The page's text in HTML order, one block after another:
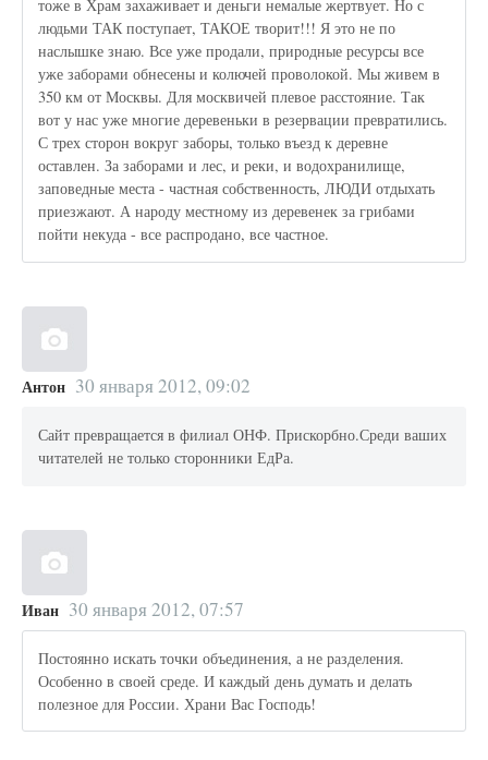
тоже в Храм захаживает и деньги немалые жертвует. Но с
людьми ТАК поступает, ТАКОЕ творит!!! Я это не по
наслышке знаю. Все уже продали, природные ресурсы все
уже заборами обнесены и колючей проволокой. Мы живем в
350 км от Москвы. Для москвичей плевое расстояние. Так
вот у нас уже многие деревеньки в резервации превратились.
С трех сторон вокруг заборы, только въезд к деревне
оставлен. За заборами и лес, и реки, и водохранилище,
заповедные места - частная собственность, ЛЮДИ отдыхать
приезжают. А народу местному из деревенек за грибами
пойти некуда - все распродано, все частное.
Антон 30 января 2012, 09:02
Сайт превращается в филиал ОНФ. Прискорбно.Среди ваших
читателей не только сторонники ЕдРа.
Иван 30 января 2012, 07:57
Постоянно искать точки объединения, а не разделения.
Особенно в своей среде. И каждый день думать и делать
полезное для России. Храни Вас Господь!